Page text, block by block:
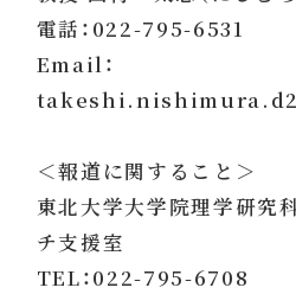
電話：022-795-6531
Email：
＜報道に関すること＞
東北大学大学院理学研究
チ支援室
TEL：022-795-6708